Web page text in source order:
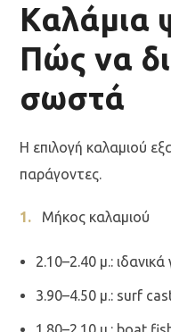
Καλάμια
Πώς να
σωστά
Η επιλογή καλαμιού
παράγοντες.
Μήκος καλαμιού
2.10–2.40 μ.:
3.90–4.50 μ.: surf